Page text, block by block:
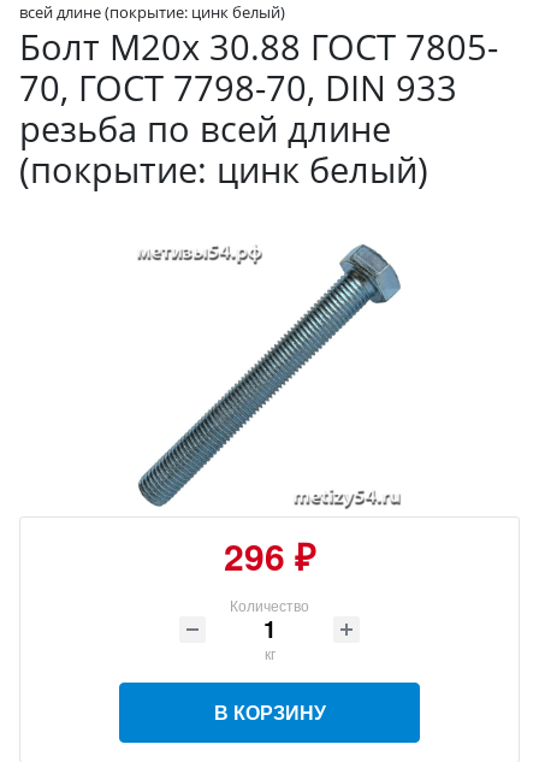
всей длине (покрытие: цинк белый)
Болт М20х 30.88 ГОСТ 7805-
70, ГОСТ 7798-70, DIN 933
резьба по всей длине
(покрытие: цинк белый)
296 ₽
Количество
кг
В КОРЗИНУ